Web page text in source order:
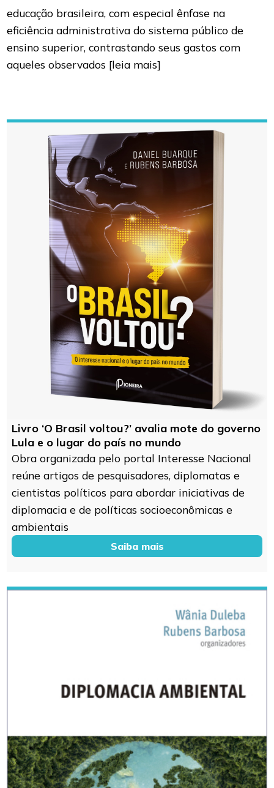
educação brasileira, com especial ênfase na
eficiência administrativa do sistema público de
ensino superior, contrastando seus gastos com
aqueles observados [leia mais]
Livro ‘O Brasil voltou?’ avalia mote do governo
Lula e o lugar do país no mundo
Obra organizada pelo portal Interesse Nacional
reúne artigos de pesquisadores, diplomatas e
cientistas políticos para abordar iniciativas de
diplomacia e de políticas socioeconômicas e
ambientais
Saiba mais